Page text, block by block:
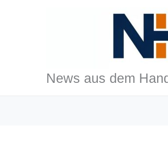
News aus dem